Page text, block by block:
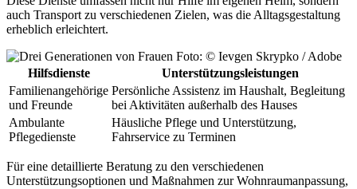
auch Transport zu verschiedenen Zielen, was die Alltagsgestaltung
erheblich erleichtert.
Foto: © Ievgen Skrypko / Adobe
Hilfsdienste
Unterstützungsleistungen
Familienangehörige
und Freunde
Persönliche Assistenz im Haushalt, Begleitung
bei Aktivitäten außerhalb des Hauses
Ambulante
Pflegedienste
Häusliche Pflege und Unterstützung,
Fahrservice zu Terminen
Für eine detaillierte Beratung zu den verschiedenen
Unterstützungsoptionen und Maßnahmen zur Wohnraumanpassung,